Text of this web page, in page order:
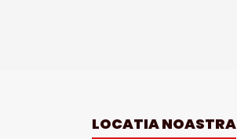
LOCATIA NOASTRA